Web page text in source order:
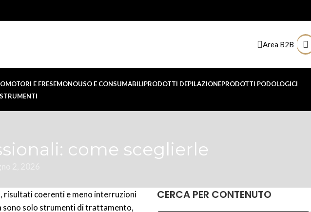
Area B2B
E FRESEMONOUSO E CONSUMABILIPRODOTTI DEPILAZIONEPRODOTTI PODOLOGICI
come sceglierle
risultati coerenti e meno interruzioni
sono solo strumenti di trattamento,
CERCA PER CONTENUTO